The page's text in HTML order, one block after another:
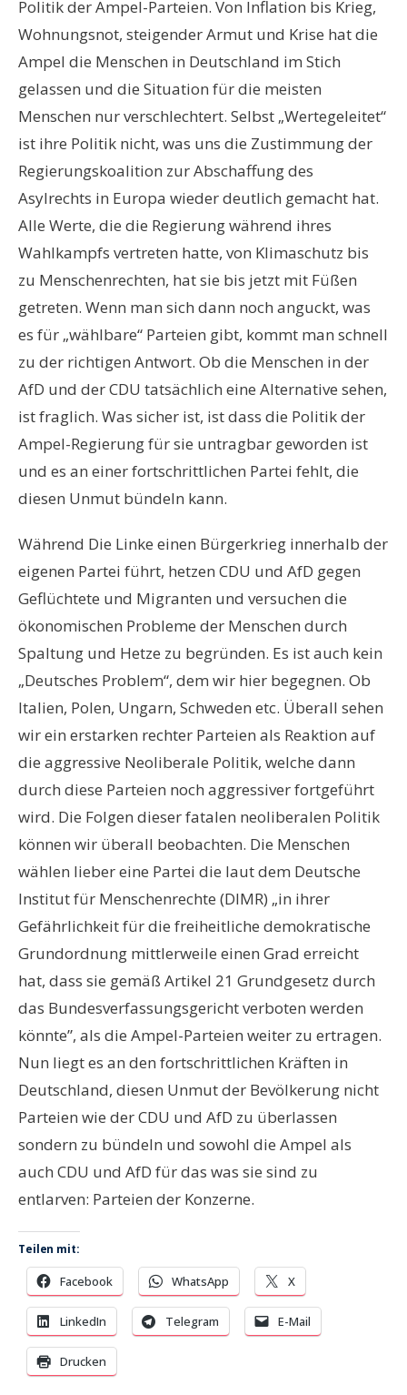
Politik der Ampel-Parteien. Von Inflation bis Krieg,
Wohnungsnot, steigender Armut und Krise hat die
Ampel die Menschen in Deutschland im Stich
gelassen und die Situation für die meisten
Menschen nur verschlechtert. Selbst „Wertegeleitet“
ist ihre Politik nicht, was uns die Zustimmung der
Regierungskoalition zur Abschaffung des
Asylrechts in Europa wieder deutlich gemacht hat.
Alle Werte, die die Regierung während ihres
Wahlkampfs vertreten hatte, von Klimaschutz bis
zu Menschenrechten, hat sie bis jetzt mit Füßen
getreten. Wenn man sich dann noch anguckt, was
es für „wählbare“ Parteien gibt, kommt man schnell
zu der richtigen Antwort. Ob die Menschen in der
AfD und der CDU tatsächlich eine Alternative sehen,
ist fraglich. Was sicher ist, ist dass die Politik der
Ampel-Regierung für sie untragbar geworden ist
und es an einer fortschrittlichen Partei fehlt, die
diesen Unmut bündeln kann.
Während Die Linke einen Bürgerkrieg innerhalb der
eigenen Partei führt, hetzen CDU und AfD gegen
Geflüchtete und Migranten und versuchen die
ökonomischen Probleme der Menschen durch
Spaltung und Hetze zu begründen. Es ist auch kein
„Deutsches Problem“, dem wir hier begegnen. Ob
Italien, Polen, Ungarn, Schweden etc. Überall sehen
wir ein erstarken rechter Parteien als Reaktion auf
die aggressive Neoliberale Politik, welche dann
durch diese Parteien noch aggressiver fortgeführt
wird. Die Folgen dieser fatalen neoliberalen Politik
können wir überall beobachten. Die Menschen
wählen lieber eine Partei die laut dem Deutsche
Institut für Menschenrechte (DIMR) „in ihrer
Gefährlichkeit für die freiheitliche demokratische
Grundordnung mittlerweile einen Grad erreicht
hat, dass sie gemäß Artikel 21 Grundgesetz durch
das Bundesverfassungsgericht verboten werden
könnte”, als die Ampel-Parteien weiter zu ertragen.
Nun liegt es an den fortschrittlichen Kräften in
Deutschland, diesen Unmut der Bevölkerung nicht
Parteien wie der CDU und AfD zu überlassen
sondern zu bündeln und sowohl die Ampel als
auch CDU und AfD für das was sie sind zu
entlarven: Parteien der Konzerne.
Teilen mit:
Facebook WhatsApp X
LinkedIn Telegram E-Mail
Drucken